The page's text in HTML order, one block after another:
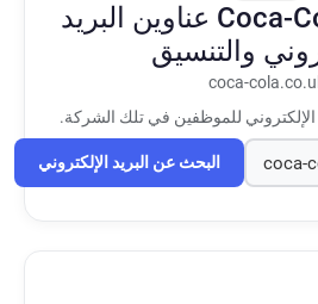
Coca- عناوين البريد
والتنسيق
coca-
الإلكتروني للموظفين في تلك الشركة.
البحث عن البريد الإلكتروني